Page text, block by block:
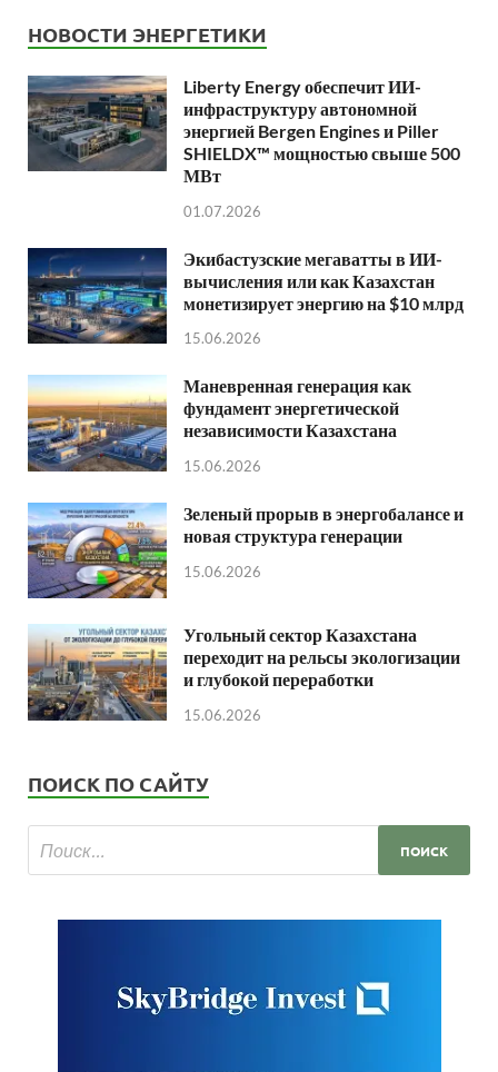
НОВОСТИ ЭНЕРГЕТИКИ
Liberty Energy обеспечит ИИ-
инфраструктуру автономной
энергией Bergen Engines и Piller
SHIELDX™ мощностью свыше 500
МВт
01.07.2026
Экибастузские мегаватты в ИИ-
вычисления или как Казахстан
монетизирует энергию на $10 млрд
15.06.2026
Маневренная генерация как
фундамент энергетической
независимости Казахстана
15.06.2026
Зеленый прорыв в энергобалансе и
новая структура генерации
15.06.2026
Угольный сектор Казахстана
переходит на рельсы экологизации
и глубокой переработки
15.06.2026
ПОИСК ПО САЙТУ